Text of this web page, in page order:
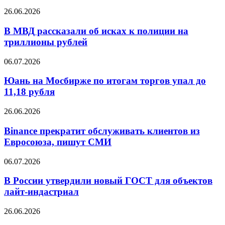
объем
на
47%
В
рассказали
об
исках
полиции
триллионы
рублей
26.06.2026
В МВД рассказали об исках к полиции на
триллионы рублей
Юань
Мосбирже
по
итогам
упал
11,18
рубля
06.07.2026
Юань на Мосбирже по итогам торгов упал до
11,18 рубля
Binance
обслуживать
клиентов
из
пишут
26.06.2026
Binance прекратит обслуживать клиентов из
Евросоюза, пишут СМИ
В
утвердили
новый
ГОСТ
объектов
06.07.2026
В России утвердили новый ГОСТ для объектов
лайт-индастриал
Внебиржевой
26.06.2026